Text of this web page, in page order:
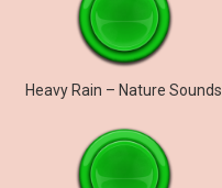
Heavy Rain – Nature Sounds